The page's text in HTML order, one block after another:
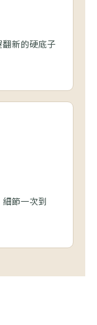
新的硬底子
節一次到